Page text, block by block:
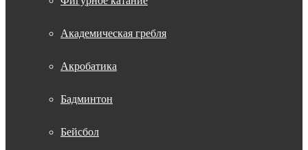
Академическая гребля
Акробатика
Бадминтон
Бейсбол